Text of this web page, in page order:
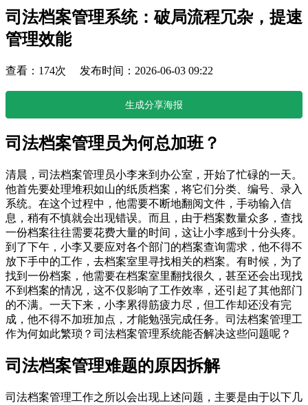
司法档案管理系统：破局流程冗杂，提速
管理效能
查看：174次 发布时间：2026-06-03 09:22
生成分享海报
司法档案管理员为何总加班？
清晨，司法档案管理员小李来到办公室，开始了忙碌的一天。
他首先要处理堆积如山的纸质档案，将它们分类、编号、录入
系统。在这个过程中，他需要不断地翻阅文件，手动输入信
息，稍有不慎就会出现错误。而且，由于档案数量众多，查找
一份档案往往需要花费大量的时间，这让小李感到十分头疼。
到了下午，小李又要应对各个部门的档案查询需求，他不得不
放下手中的工作，去档案室里寻找相关的档案。有时候，为了
找到一份档案，他需要在档案室里翻找很久，甚至还会出现找
不到档案的情况，这不仅影响了工作效率，还引起了其他部门
的不满。一天下来，小李累得筋疲力尽，但工作却还没有完
成，他不得不加班加点，才能勉强完成任务。司法档案管理工
作为何如此繁琐？司法档案管理系统能否解决这些问题呢？
司法档案管理难题的原因拆解
司法档案管理工作之所以会出现上述问题，主要是由于以下几